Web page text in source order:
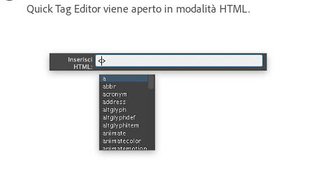
Quick Tag Editor viene aperto in modalità HTML.